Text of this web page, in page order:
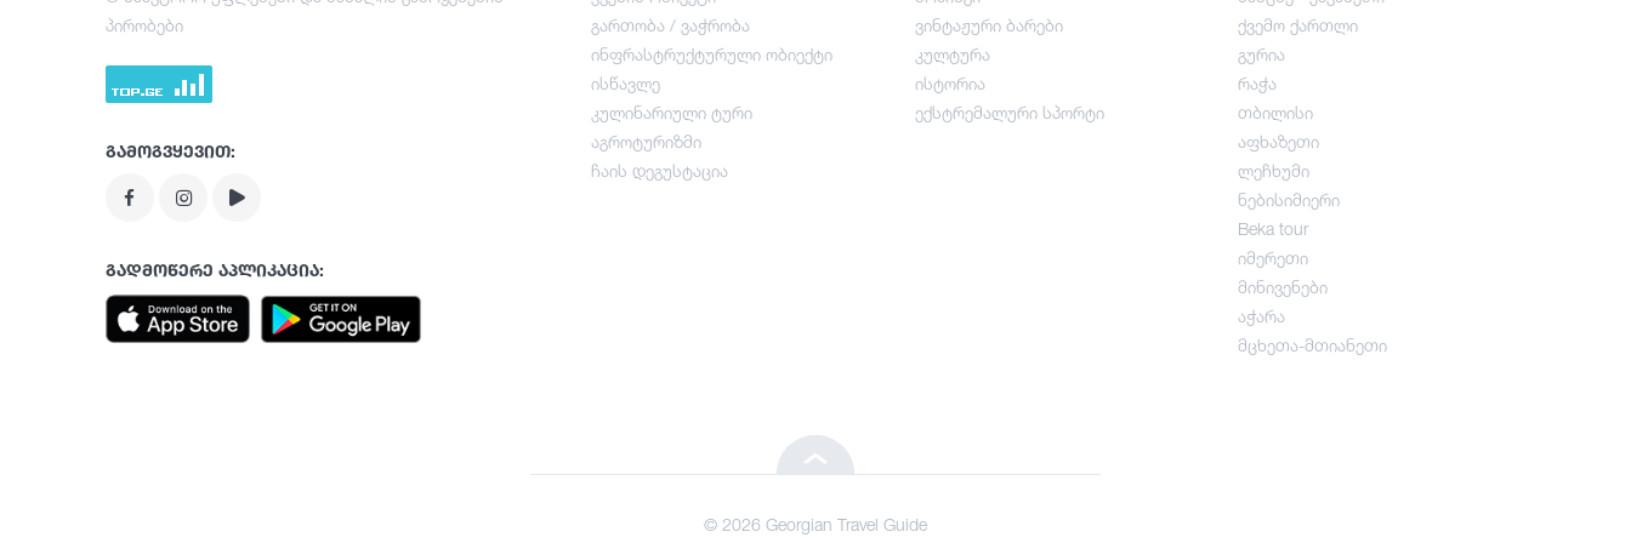
გართობა / ვაჭრობა
ჩაის დეგუსტაცია
გართობა / ვაჭრობა
ინფრასტრუქტურული ობიექტი
ისწავლე
კულინარიული ტური
აგროტურიზმი
ჩაის დეგუსტაცია
ვინტაჟური ბარები
კულტურა
ისტორია
ექსტრემალური სპორტი
ქვემო ქართლი
გურია
რაჭა
თბილისი
აფხაზეთი
ლეჩხუმი
ნებისიმიერი
Beka tour
იმერეთი
მინივენები
აჭარა
მცხეთა-მთიანეთი
პირობები
გამოგვყევით:
გადმოწერე აპლიკაცია:
© 2026 Georgian Travel Guide